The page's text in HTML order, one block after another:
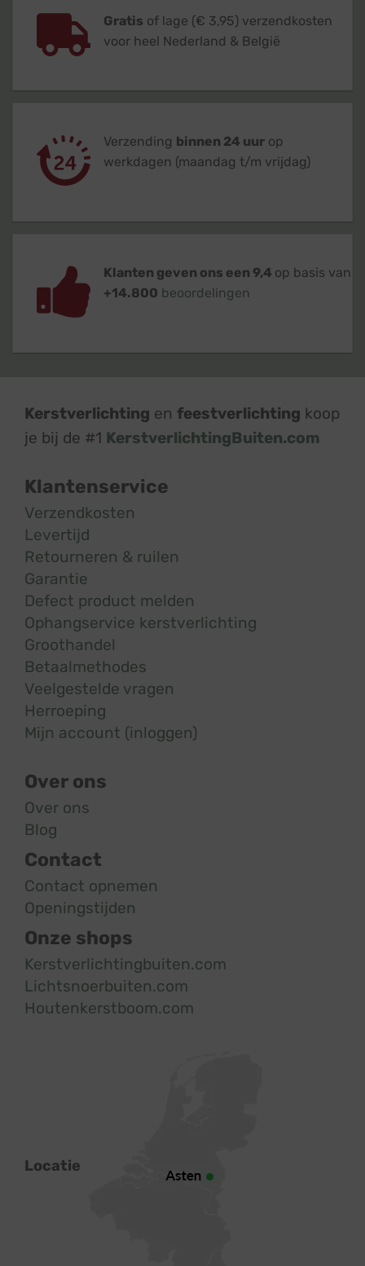
Gratis of lage (€ 3,95) verzendkosten
voor heel Nederland & België
Verzending binnen 24 uur op
werkdagen (maandag t/m vrijdag)
Klanten geven ons een 9,4 op basis van
+14.800 beoordelingen
Kerstverlichting en feestverlichting koop
je bij de #1 KerstverlichtingBuiten.com
Klantenservice
Verzendkosten
Levertijd
Retourneren & ruilen
Garantie
Defect product melden
Ophangservice kerstverlichting
Groothandel
Betaalmethodes
Veelgestelde vragen
Herroeping
Mijn account (inloggen)
Over ons
Over ons
Blog
Contact
Contact opnemen
Openingstijden
Onze shops
Kerstverlichtingbuiten.com
Lichtsnoerbuiten.com
Houtenkerstboom.com
Locatie